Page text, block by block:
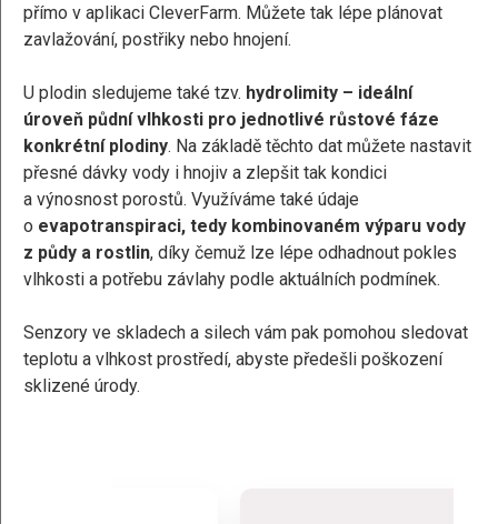
přímo v aplikaci CleverFarm. Můžete tak lépe plánovat
zavlažování, postřiky nebo hnojení.
U plodin sledujeme také tzv. hydrolimity – ideální
úroveň půdní vlhkosti pro jednotlivé růstové fáze
konkrétní plodiny. Na základě těchto dat můžete nastavit
přesné dávky vody i hnojiv a zlepšit tak kondici
a výnosnost porostů. Využíváme také údaje
o evapotranspiraci, tedy kombinovaném výparu vody
z půdy a rostlin, díky čemuž lze lépe odhadnout pokles
vlhkosti a potřebu závlahy podle aktuálních podmínek.
Senzory ve skladech a silech vám pak pomohou sledovat
teplotu a vlhkost prostředí, abyste předešli poškození
sklizené úrody.